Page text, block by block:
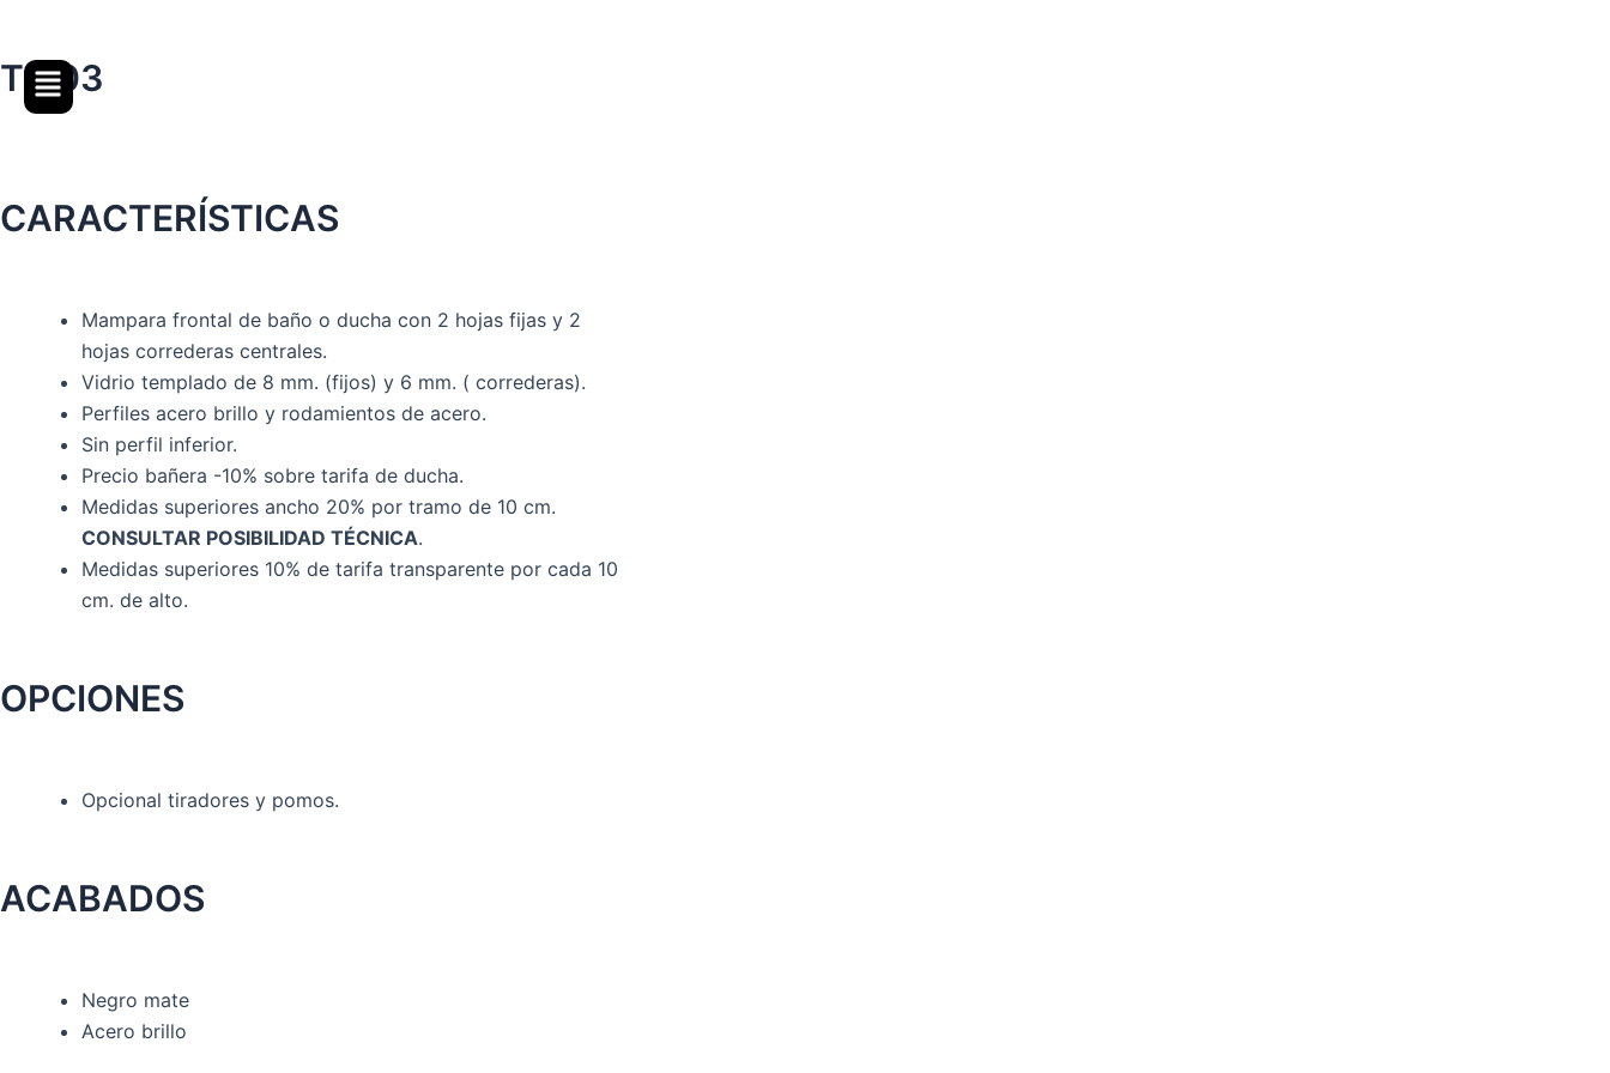
contenido
T-103
CARACTERÍSTICAS
Mampara frontal de baño o ducha con 2 hojas fijas y 2
hojas correderas centrales.
Vidrio templado de 8 mm. (fijos) y 6 mm. ( correderas).
Perfiles acero brillo y rodamientos de acero.
Sin perfil inferior.
Precio bañera -10% sobre tarifa de ducha.
Medidas superiores ancho 20% por tramo de 10 cm.
CONSULTAR POSIBILIDAD TÉCNICA.
Medidas superiores 10% de tarifa transparente por cada 10
cm. de alto.
OPCIONES
Opcional tiradores y pomos.
ACABADOS
Negro mate
Acero brillo